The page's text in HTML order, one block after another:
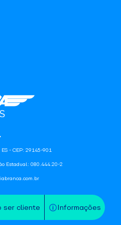
ser cliente Informações
- CEP: 29145-901
Estadual: 080.444.20-2